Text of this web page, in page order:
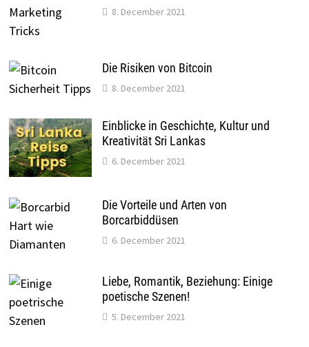
8. December 2021
Die Risiken von Bitcoin
8. December 2021
Einblicke in Geschichte, Kultur und
Kreativität Sri Lankas
6. December 2021
Die Vorteile und Arten von
Borcarbiddüsen
6. December 2021
Liebe, Romantik, Beziehung: Einige
poetische Szenen!
5. December 2021